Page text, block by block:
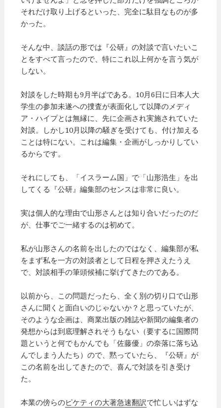
それだけ取り上げるといった、完全に駄目なものが多
かった。
そんな中、談話の形では『公研』の対談で言いたいこ
とをすべて言ったので、特にこれ以上何かを言う気が
しない。
対談をした時期も9月半ばである。10月6日に日本人大
学生の参加未遂への捜査が表面化して以降のメディ
ア・ハイプとは無縁に、先に企画され実施されていた
対談。しかし10月以降の騒ぎを受けても、付け加える
ことは特にない。これは編集・企画がしっかりしてい
るからです。
それにしても、「イスラーム国」で「山形浩生」を出
してくる『公研』編集部のセンスは非常に良い。
実は個人的な理由で山形さんとは知り合いだったのだ
が、仕事でご一緒するのは初めて。
私が山形さんの名前を出したのではなく、編集部が私
をまず私を一方の対談者として日程を押さえたうえ
で、対談相手の筆頭候補に挙げてきたのである。
以前から、この問題だったら、全く別の切り口で山形
さんに聞くと面白いのじゃないか？と思っていたが、
そのような企画は、商業出版の雑誌や新聞の編集者の
発想からは到底理解されそうもない（要するに国際問
題というと何でもかんでも「佐藤優」の奈落に落ち込
んでしまう人たち）ので、黙っていたら、『公研』が
この名前を出してきたので、喜んで対談を引き受け
た。
本業の傍らのピケティの大著急速翻訳で忙しいはずな